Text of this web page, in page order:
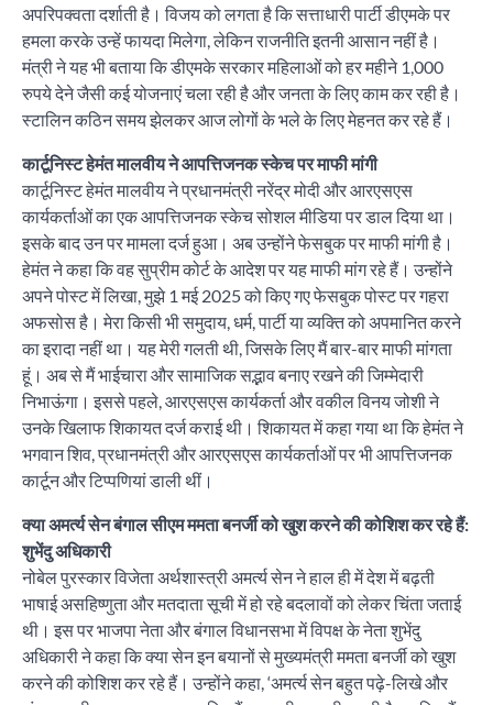
अपरिपक्वता दर्शाती है। विजय को लगता है कि सत्ताधारी पार्टी डीएमके पर
हमला करके उन्हें फायदा मिलेगा, लेकिन राजनीति इतनी आसान नहीं है।
मंत्री ने यह भी बताया कि डीएमके सरकार महिलाओं को हर महीने 1,000
रुपये देने जैसी कई योजनाएं चला रही है और जनता के लिए काम कर रही है।
स्टालिन कठिन समय झेलकर आज लोगों के भले के लिए मेहनत कर रहे हैं।
कार्टूनिस्ट हेमंत मालवीय ने आपत्तिजनक स्केच पर माफी मांगी
कार्टूनिस्ट हेमंत मालवीय ने प्रधानमंत्री नरेंद्र मोदी और आरएसएस
कार्यकर्ताओं का एक आपत्तिजनक स्केच सोशल मीडिया पर डाल दिया था।
इसके बाद उन पर मामला दर्ज हुआ। अब उन्होंने फेसबुक पर माफी मांगी है।
हेमंत ने कहा कि वह सुप्रीम कोर्ट के आदेश पर यह माफी मांग रहे हैं। उन्होंने
अपने पोस्ट में लिखा, मुझे 1 मई 2025 को किए गए फेसबुक पोस्ट पर गहरा
अफसोस है। मेरा किसी भी समुदाय, धर्म, पार्टी या व्यक्ति को अपमानित करने
का इरादा नहीं था। यह मेरी गलती थी, जिसके लिए मैं बार-बार माफी मांगता
हूं। अब से मैं भाईचारा और सामाजिक सद्भाव बनाए रखने की जिम्मेदारी
निभाऊंगा। इससे पहले, आरएसएस कार्यकर्ता और वकील विनय जोशी ने
उनके खिलाफ शिकायत दर्ज कराई थी। शिकायत में कहा गया था कि हेमंत ने
भगवान शिव, प्रधानमंत्री और आरएसएस कार्यकर्ताओं पर भी आपत्तिजनक
कार्टून और टिप्पणियां डाली थीं।
क्या अमर्त्य सेन बंगाल सीएम ममता बनर्जी को खुश करने की कोशिश कर रहे हैं:
शुभेंदु अधिकारी
नोबेल पुरस्कार विजेता अर्थशास्त्री अमर्त्य सेन ने हाल ही में देश में बढ़ती
भाषाई असहिष्णुता और मतदाता सूची में हो रहे बदलावों को लेकर चिंता जताई
थी। इस पर भाजपा नेता और बंगाल विधानसभा में विपक्ष के नेता शुभेंदु
अधिकारी ने कहा कि क्या सेन इन बयानों से मुख्यमंत्री ममता बनर्जी को खुश
करने की कोशिश कर रहे हैं। उन्होंने कहा, ‘अमर्त्य सेन बहुत पढ़े-लिखे और